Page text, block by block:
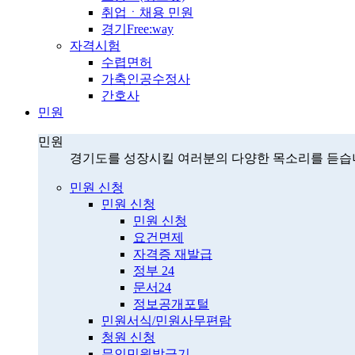
취업ㆍ채용 민원
경기Free:way
자격시험
수렵면허
가축인공수정사
간호사
민원
민원
경기도를 성장시킬 여러분의 다양한 목소리를 듣습
민원 신청
민원 신청
민원 신청
요건면제
자격증 재발급
정부 24
문서24
정보공개포털
민원서식/민원사무편람
청원 신청